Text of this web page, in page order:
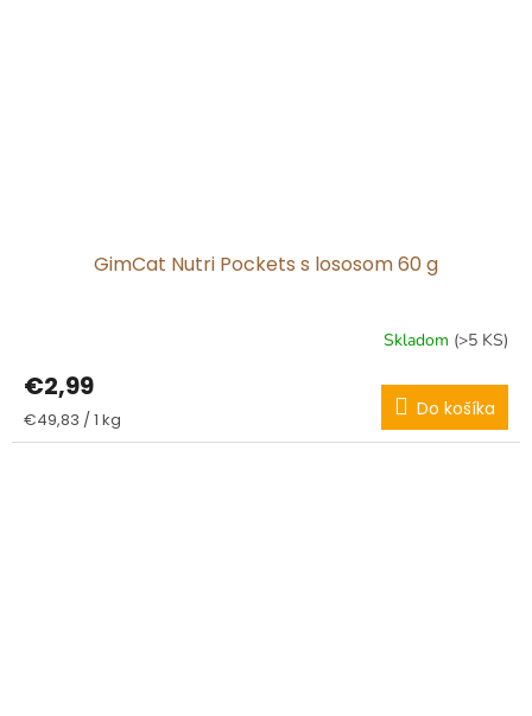
GimCat Nutri Pockets s lososom 60 g
Skladom (>5 KS)
€2,99
Jednotková
cena:
€49,83 / 1 kg Do košíka